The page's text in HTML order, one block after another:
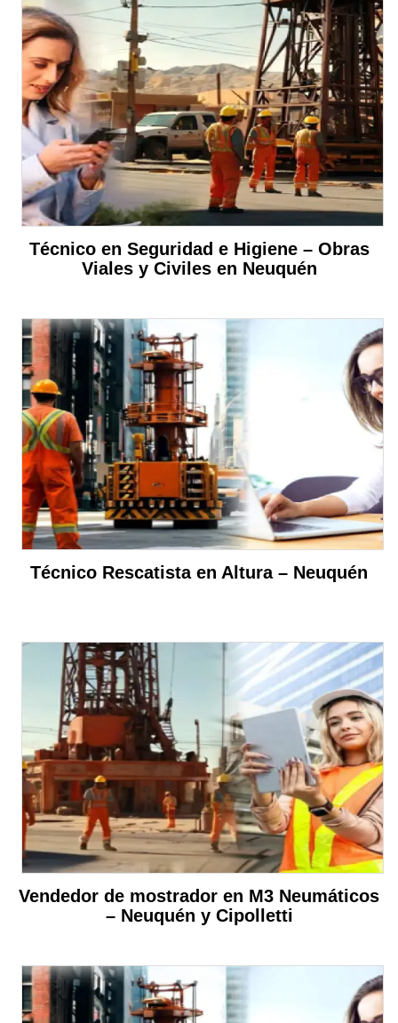
Técnico en Seguridad e Higiene – Obras
Viales y Civiles en Neuquén
Técnico Rescatista en Altura – Neuquén
Vendedor de mostrador en M3 Neumáticos
– Neuquén y Cipolletti